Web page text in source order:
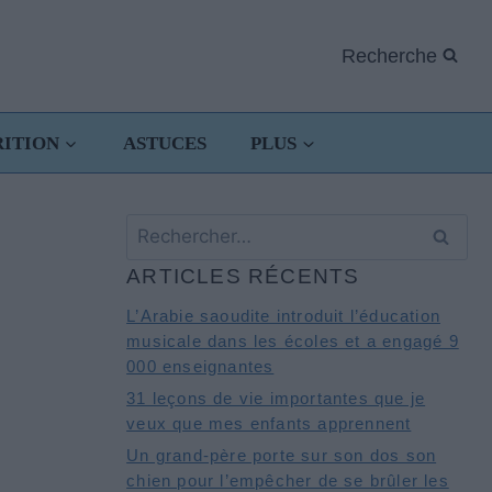
Recherche
ASTUCES PLUS
Rechercher :
ARTICLES RÉCENTS
L’Arabie saoudite introduit l’éducation
musicale dans les écoles et a engagé 9
000 enseignantes
31 leçons de vie importantes que je
veux que mes enfants apprennent
Un grand-père porte sur son dos son
chien pour l’empêcher de se brûler les